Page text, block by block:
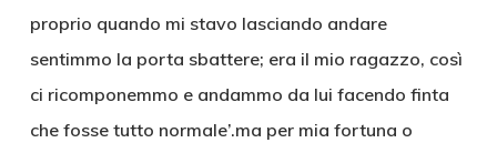
proprio quando mi stavo lasciando andare
sentimmo la porta sbattere; era il mio ragazzo, così
ci ricomponemmo e andammo da lui facendo finta
che fosse tutto normale’.ma per mia fortuna o